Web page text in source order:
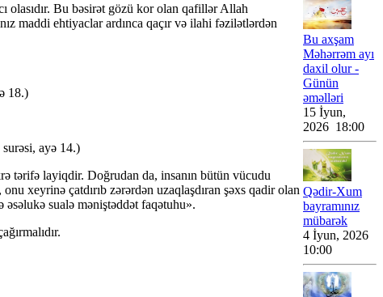
olasıdır. Bu bəsirət gözü kor olan qafillər Allah
maddi ehtiyaclar ardınca qaçır və ilahi fəzilətlərdən
18.)
ayə 14.)
tərifə layiqdir. Doğrudan da, insanın bütün vücudu
xeyrinə çatdırıb zərərdən uzaqlaşdıran şəxs qadir olan
sualə məniştəddət faqətuhu».
Bu axşam
Məhərrəm ayı
daxil olur -
Günün
əməlləri
15 İyun,
2026 18:00
Qədir-Xum
bayramınız
mübarək
4 İyun, 2026
10:00